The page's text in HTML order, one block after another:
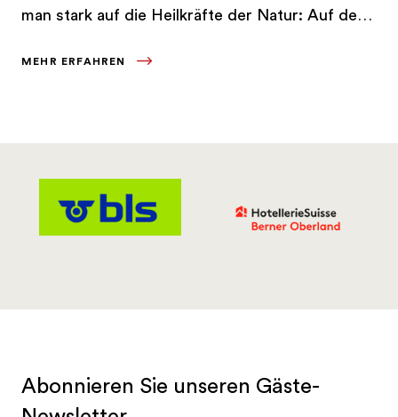
man stark auf die Heilkräfte der Natur: Auf der
lockt nach einer zauberhaften Wanderung ein
MEHR ERFAHREN